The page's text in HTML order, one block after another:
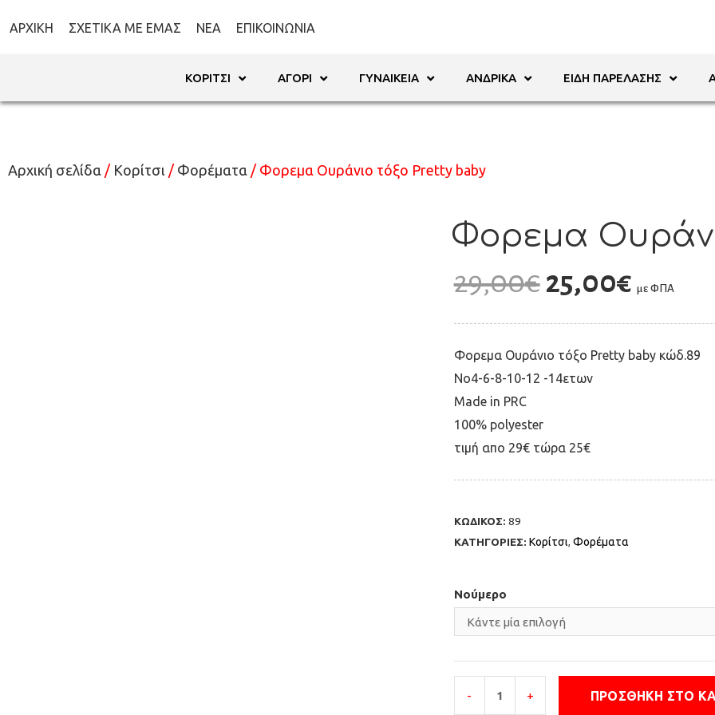
ΑΡΧΙΚΉ ΣΧΕΤΙΚΆ ΜΕ ΕΜΆΣ ΝΈΑ ΕΠΙΚΟΙΝΩΝΊΑ
ΚΟΡΊΤΣΙ ΑΓΌΡΙ ΓΥΝΑΙΚΕΊΑ ΑΝΔΡΙΚΆ ΕΊΔΗ ΠΑΡΈΛΑΣΗΣ
Αρχική σελίδα / Κορίτσι / Φορέματα / Φορεμα Ουράνιο τόξο Pretty baby
Φορεμα
29,00€ 25,00€ με ΦΠΑ
Φορεμα Ουράνιο τόξο Pretty baby κώδ.89
Νο4-6-8-10-12 -14ετων
Μade in PRC
100% polyester
τιμή απο 29€ τώρα 25€
ΚΩΔΙΚΟΣ: 89
ΚΑΤΗΓΟΡΙΕΣ: Κορίτσι, Φορέματα
Νούμερο
- + ΠΡΟΣΘΉΚΗ ΣΤΟ